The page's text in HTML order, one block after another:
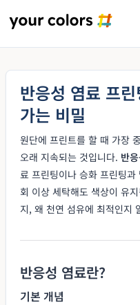
반응성 염료 프
가는 비밀
원단에 프린트를 할 때 가장
오래 지속되는 것입니다. 반
료 프린팅이나 승화 프린팅
회 이상 세탁해도 색상이 유
지, 왜 천연 섬유에 최적인지
반응성 염료란?
기본 개념